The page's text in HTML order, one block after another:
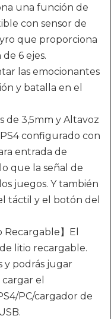
una función de
con sensor de
que proporciona
6 ejes.
las emocionantes
y batalla en el
de 3,5mm y Altavoz
configurado con
entrada de
que la señal de
juegos. Y también
táctil y el botón del
Recargable】El
litio recargable.
y podrás jugar
el
PC/cargador de